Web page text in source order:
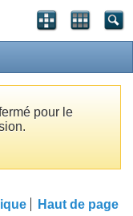
pour le
Haut de page